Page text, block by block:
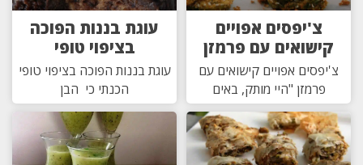
צ'יפסים אפויים
קישואים עם פרמזן
צ'יפסים אפויים קישואים עם
פרמזן "היי מותק, באים
עוגת בננות הפוכה
בציפוי טופי
עוגת בננות הפוכה בציפוי טופי
הכנתי כי הבן